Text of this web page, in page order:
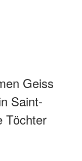
Geiss
Saint-
Töchter